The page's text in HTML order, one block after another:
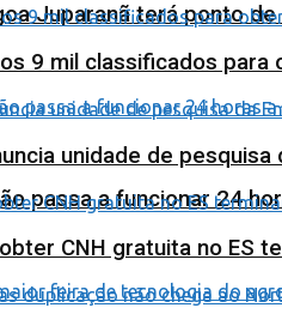
Juparanã terá ponto
passa a funcionar 24
9 mil classificados para
unidade de pesquisa
CNH gratuita no ES